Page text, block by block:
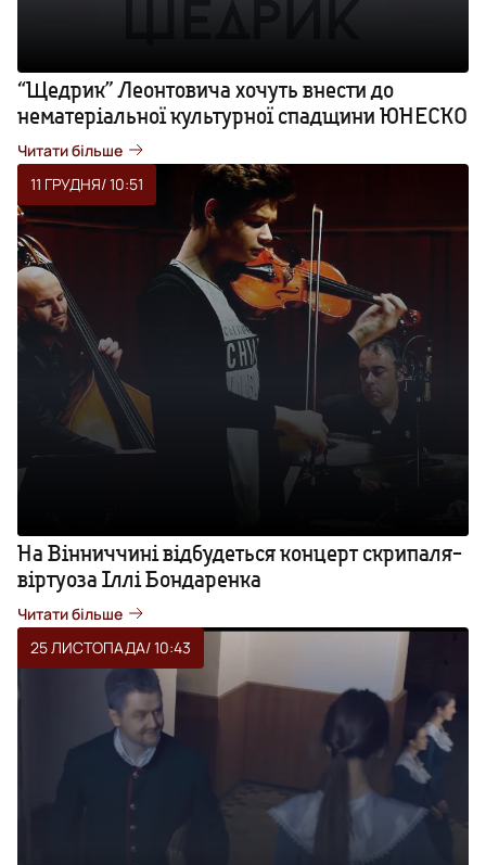
“Щедрик” Леонтовича хочуть внести до
нематеріальної культурної спадщини ЮНЕСКО
Читати більше
11 ГРУДНЯ/ 10:51
На Вінниччині відбудеться концерт скрипаля-
віртуоза Іллі Бондаренка
Читати більше
25 ЛИСТОПАДА/ 10:43